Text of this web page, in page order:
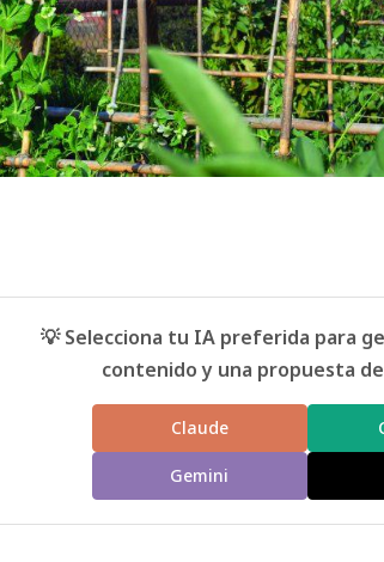
💡 Selecciona tu IA preferida para
contenido y una propuesta
Claude
Gemini